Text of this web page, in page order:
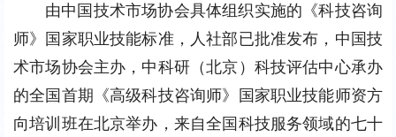
由中国技术市场协会具体组织实施的《科技咨询
师》国家职业技能标准，人社部已批准发布，中国技
术市场协会主办，中科研（北京）科技评估中心承办
的全国首期《高级科技咨询师》国家职业技能师资方
向培训班在北京举办，来自全国科技服务领域的七十